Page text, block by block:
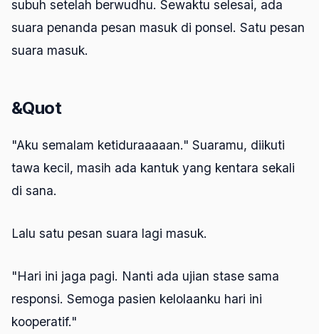
subuh setelah berwudhu. Sewaktu selesai, ada
suara penanda pesan masuk di ponsel. Satu pesan
suara masuk.
&Quot
"Aku semalam ketiduraaaaan." Suaramu, diikuti
tawa kecil, masih ada kantuk yang kentara sekali
di sana.
Lalu satu pesan suara lagi masuk.
"Hari ini jaga pagi. Nanti ada ujian stase sama
responsi. Semoga pasien kelolaanku hari ini
kooperatif."